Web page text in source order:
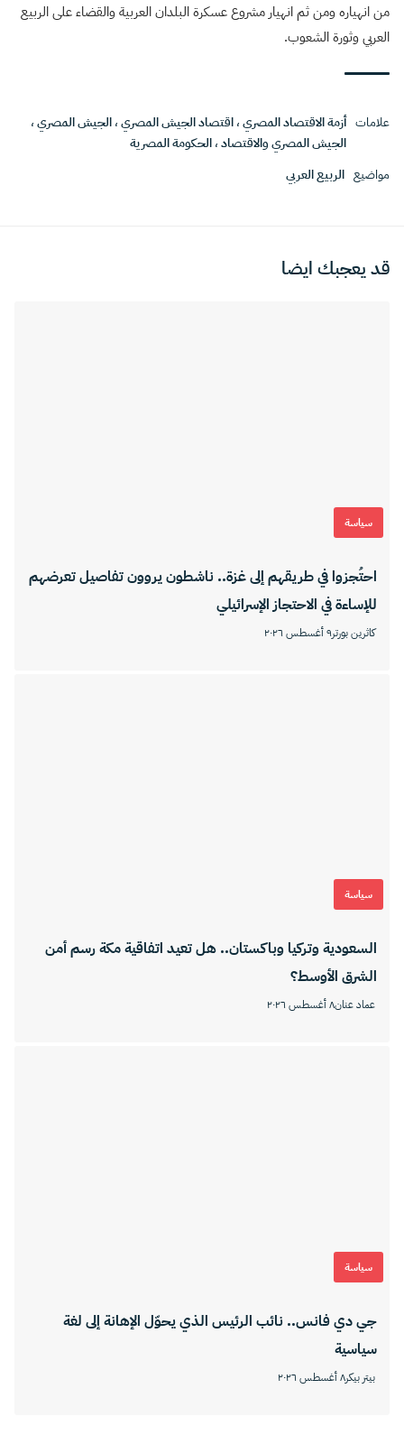
من انهياره ومن ثم انهيار مشروع عسكرة البلدان العربية والقضاء على الربيع
العربي وثورة الشعوب.
علامات أزمة الاقتصاد المصري،اقتصاد الجيش المصري،الجيش المصري،
الجيش المصري والاقتصاد،الحكومة المصرية
مواضيع الربيع العربي
قد يعجبك ايضا
سياسة
احتُجزوا في طريقهم إلى غزة.. ناشطون يروون تفاصيل تعرضهم
للإساءة في الاحتجاز الإسرائيلي
كاثرين بورتر٩ أغسطس ٢٠٢٦
سياسة
السعودية وتركيا وباكستان.. هل تعيد اتفاقية مكة رسم أمن
الشرق الأوسط؟
عماد عنان٨ أغسطس ٢٠٢٦
سياسة
جي دي فانس.. نائب الرئيس الذي يحوّل الإهانة إلى لغة
سياسية
بيتر بيكر٨ أغسطس ٢٠٢٦